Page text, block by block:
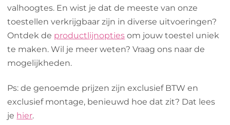
valhoogtes. En wist je dat de meeste van onze
toestellen verkrijgbaar zijn in diverse uitvoeringen?
Ontdek de productlijnopties om jouw toestel uniek
te maken. Wil je meer weten? Vraag ons naar de
mogelijkheden.
Ps: de genoemde prijzen zijn exclusief BTW en
exclusief montage, benieuwd hoe dat zit? Dat lees
je hier.